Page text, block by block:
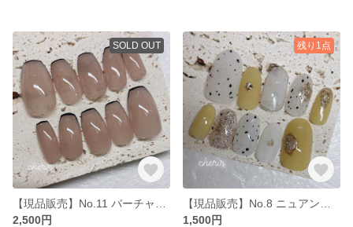
SOLD OUT
2,500円
残り1点
1,500円